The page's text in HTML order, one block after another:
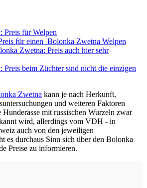
Preis für Welpen
für einen Bolonka Zwetna Welpen
Zwetna: Preis auch hier sehr
Preis beim Züchter sind nicht die einzigen
Zwetna kann je nach Herkunft,
und weiteren Faktoren
mit russischen Wurzeln zwar
wird, allerdings vom VDH - in
auch von den jeweiligen
es durchaus Sinn sich über den Bolonka
Preise zu informieren.